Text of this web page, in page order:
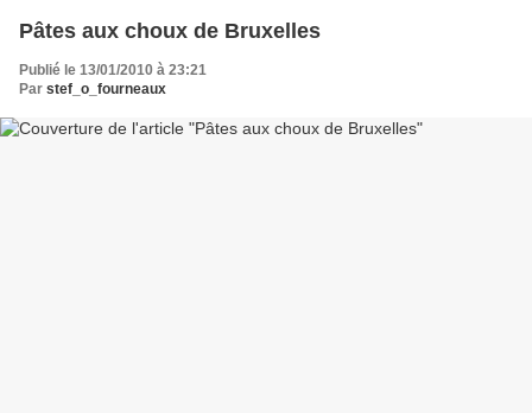
Pâtes aux choux de Bruxelles
Publié le 13/01/2010 à 23:21
Par stef_o_fourneaux